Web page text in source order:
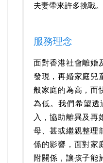
夫妻帶來許多挑戰。
服務理念
面對香港社會離婚
發現，再婚家庭兒
般家庭的為高，而
為低。我們希望透
入，協助離異及再
母、甚或繼親整理
係的影響，面對家
附關係，讓孩子能